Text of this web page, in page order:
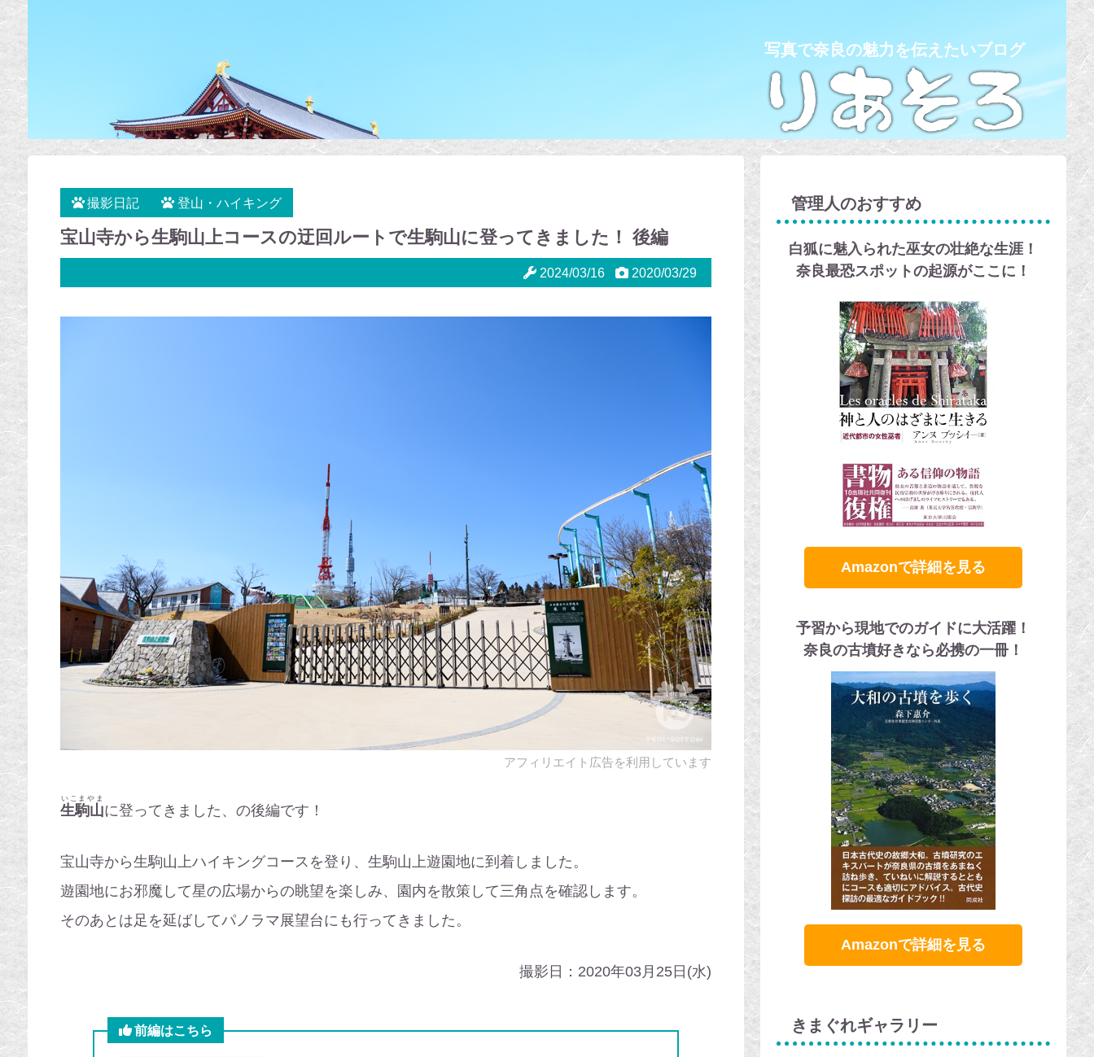
写真で奈良の魅力を伝えたいブログ
撮影日記 登山・ハイキング
宝山寺から生駒山上コースの迂回ルートで生駒山に登ってきました！ 後編
2020/03/29
2024/03/16
生駒山
いこまやま
に登ってきました、の後編です！
宝山寺から生駒山上ハイキングコースを登り、生駒山上遊園地に到着しました。
遊園地にお邪魔して星の広場からの眺望を楽しみ、園内を散策して三角点を確認します。
そのあとは足を延ばしてパノラマ展望台にも行ってきました。
撮影日：2020年03月25日(水)
前編はこちら
管理人のおすすめ
白狐に魅入られた巫女の壮絶な生涯！
奈良最恐スポットの起源がここに！
Amazonで詳細を見る
予習から現地でのガイドに大活躍！
奈良の古墳好きなら必携の一冊！
Amazonで詳細を見る
きまぐれギャラリー